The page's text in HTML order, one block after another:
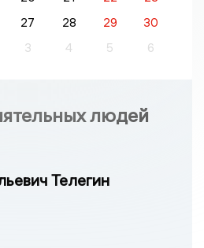
27 28 29
30
3 4 5 6
людей
Телегин